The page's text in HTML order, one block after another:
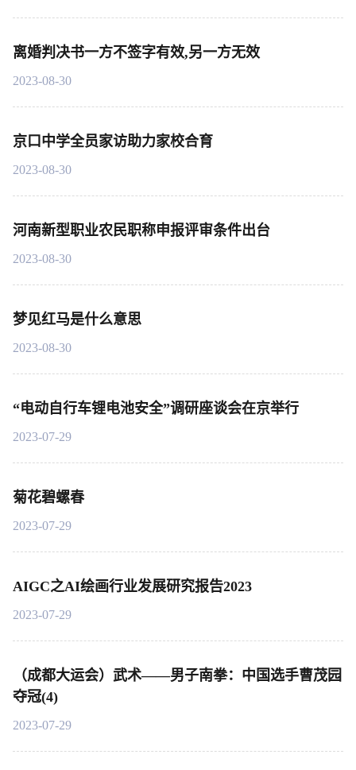
离婚判决书一方不签字有效,另一方无效
2023-08-30
京口中学全员家访助力家校合育
2023-08-30
河南新型职业农民职称申报评审条件出台
2023-08-30
梦见红马是什么意思
2023-08-30
“电动自行车锂电池安全”调研座谈会在京举行
2023-07-29
菊花碧螺春
2023-07-29
AIGC之AI绘画行业发展研究报告2023
2023-07-29
（成都大运会）武术——男子南拳：中国选手曹茂园
夺冠(4)
2023-07-29